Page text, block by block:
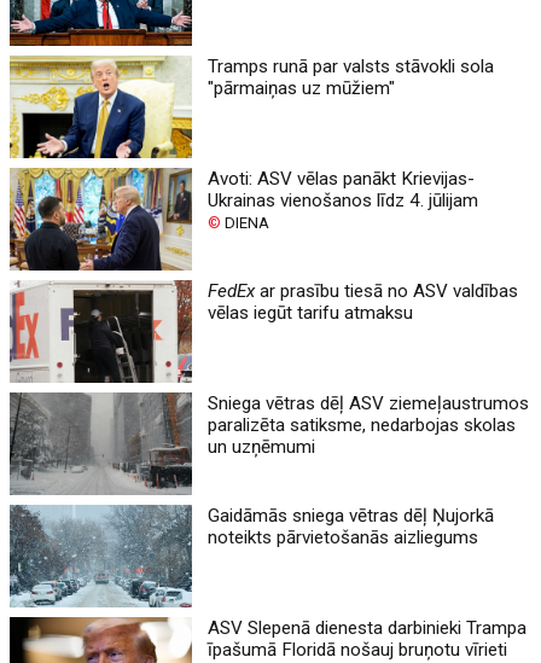
Tramps runā par valsts stāvokli sola
"pārmaiņas uz mūžiem"
Avoti: ASV vēlas panākt Krievijas-
Ukrainas vienošanos līdz 4. jūlijam
© DIENA
FedExar prasību tiesā no ASV valdības
vēlas iegūt tarifu atmaksu
Sniega vētras dēļ ASV ziemeļaustrumos
paralizēta satiksme, nedarbojas skolas
un uzņēmumi
Gaidāmās sniega vētras dēļ Ņujorkā
noteikts pārvietošanās aizliegums
ASV Slepenā dienesta darbinieki Trampa
īpašumā Floridā nošauj bruņotu vīrieti